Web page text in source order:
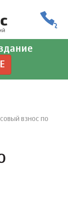
взнос по